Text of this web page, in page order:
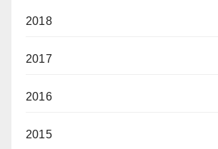
2018
2017
2016
2015